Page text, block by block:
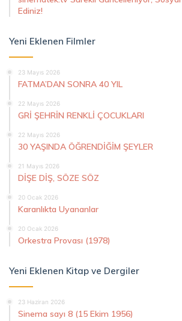
Ediniz!
Yeni Eklenen Filmler
23 Mayıs 2026
FATMA’DAN SONRA 40 YIL
22 Mayıs 2026
GRİ ŞEHRİN RENKLİ ÇOCUKLARI
22 Mayıs 2026
30 YAŞINDA ÖĞRENDİĞİM ŞEYLER
21 Mayıs 2026
DİŞE DİŞ, SÖZE SÖZ
20 Ocak 2026
Karanlıkta Uyananlar
20 Ocak 2026
Orkestra Provası (1978)
Yeni Eklenen Kitap ve Dergiler
23 Haziran 2026
Sinema sayı 8 (15 Ekim 1956)